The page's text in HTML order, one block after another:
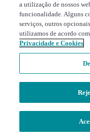
a utilização de nossos
funcionalidade. Alguns
serviços, outros
utilizamos de acordo
Privacidade e Cookies